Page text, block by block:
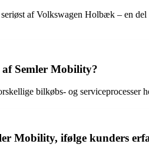
af Volkswagen Holbæk – en
af Semler Mobility?
bilkøbs- og
Mobility, ifølge kunders